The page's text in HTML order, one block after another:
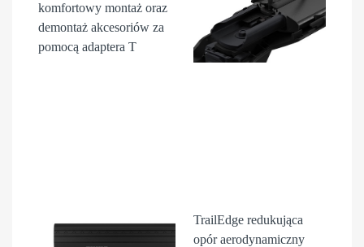
komfortowy montaż oraz
demontaż akcesoriów za
pomocą adaptera T
TrailEdge redukująca
opór aerodynamiczny